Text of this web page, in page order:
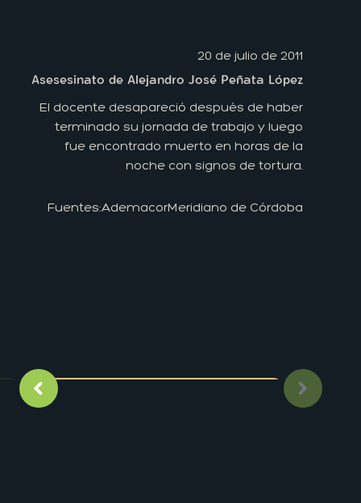
20 de julio de 2011
Asesesinato de Alejandro José Peñata López
El docente desapareció después de haber
terminado su jornada de trabajo y luego
fue encontrado muerto en horas de la
noche con signos de tortura.
Fuentes:AdemacorMeridiano de Córdoba
Imagen anterior